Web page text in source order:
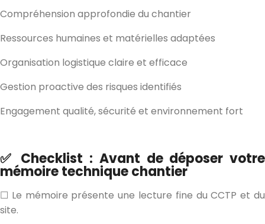
Compréhension approfondie du chantier
Ressources humaines et matérielles adaptées
Organisation logistique claire et efficace
Gestion proactive des risques identifiés
Engagement qualité, sécurité et environnement fort
✅ Checklist : Avant de déposer votre
mémoire technique chantier
☐ Le mémoire présente une lecture fine du CCTP et du
site.